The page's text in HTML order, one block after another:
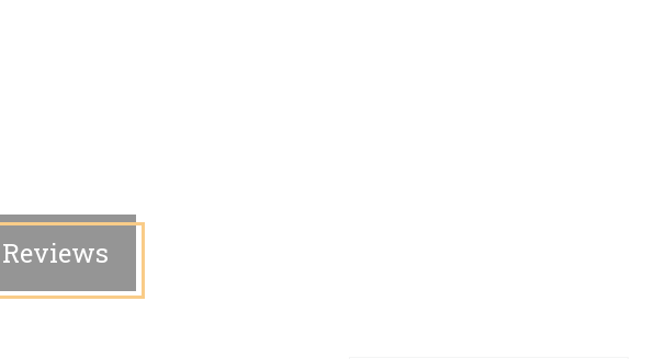
Reviews